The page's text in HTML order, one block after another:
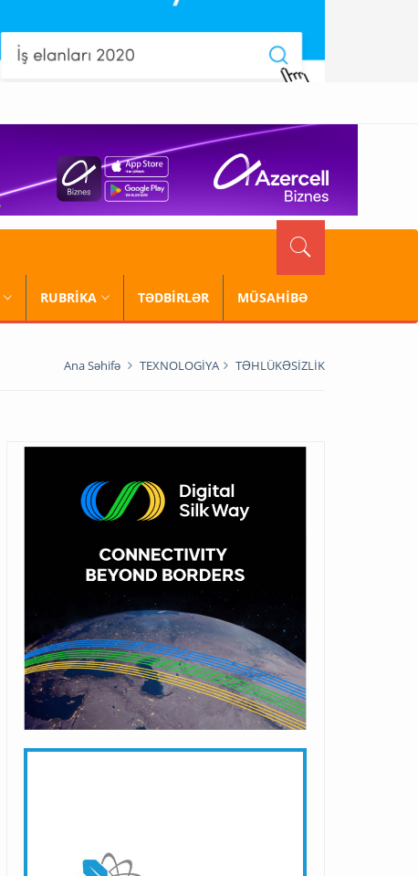
RUBRİKA TƏDBİRLƏR MÜSAHİBƏ
Ana Səhifə TEXNOLOGİYA TƏHLÜKƏSİZLİK